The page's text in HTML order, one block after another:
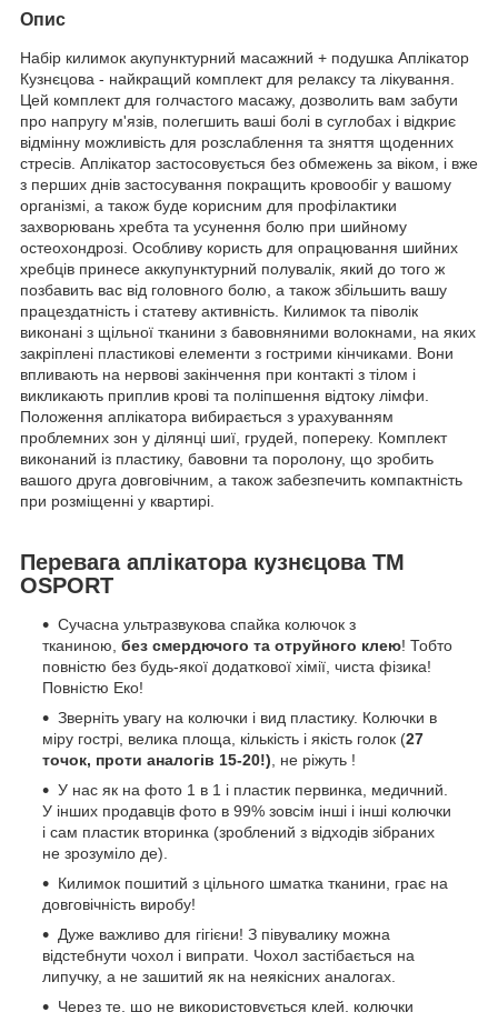
Опис
Набір килимок акупунктурний масажний + подушка Аплікатор
Кузнєцова - найкращий комплект для релаксу та лікування.
Цей комплект для голчастого масажу, дозволить вам забути
про напругу м'язів, полегшить ваші болі в суглобах і відкриє
відмінну можливість для розслаблення та зняття щоденних
стресів. Аплікатор застосовується без обмежень за віком, і вже
з перших днів застосування покращить кровообіг у вашому
організмі, а також буде корисним для профілактики
захворювань хребта та усунення болю при шийному
остеохондрозі. Особливу користь для опрацювання шийних
хребців принесе аккупунктурний полувалік, який до того ж
позбавить вас від головного болю, а також збільшить вашу
працездатність і статеву активність. Килимок та піволік
виконані з щільної тканини з бавовняними волокнами, на яких
закріплені пластикові елементи з гострими кінчиками. Вони
впливають на нервові закінчення при контакті з тілом і
викликають приплив крові та поліпшення відтоку лімфи.
Положення аплікатора вибирається з урахуванням
проблемних зон у ділянці шиї, грудей, попереку. Комплект
виконаний із пластику, бавовни та поролону, що зробить
вашого друга довговічним, а також забезпечить компактність
при розміщенні у квартирі.
Перевага аплікатора кузнєцова TM
OSPORT
Сучасна ультразвукова спайка колючок з
тканиною, без смердючого та отруйного клею! Тобто
повністю без будь-якої додаткової хімії, чиста фізика!
Повністю Еко!
Зверніть увагу на колючки і вид пластику. Колючки в
міру гострі, велика площа, кількість і якість голок (27
точок, проти аналогів 15-20!), не ріжуть !
У нас як на фото 1 в 1 і пластик первинка, медичний.
У інших продавців фото в 99% зовсім інші і інші колючки
і сам пластик вторинка (зроблений з відходів зібраних
не зрозуміло де).
Килимок пошитий з цільного шматка тканини, грає на
довговічність виробу!
Дуже важливо для гігієни! З півувалику можна
відстебнути чохол і випрати. Чохол застібається на
липучку, а не зашитий як на неякісних аналогах.
Через те, що не використовується клей, колючки